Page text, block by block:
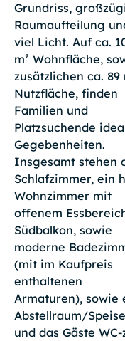
Grundriss,
Raumaufteilung
viel Licht. Auf ca.
m² Wohnfläche,
zusätzlichen ca. 89
Nutzfläche, finden
Familien und
Platzsuchende
Gegebenheiten.
Insgesamt stehen
Schlafzimmer, ein
Wohnzimmer mit
offenem
Südbalkon, sowie
moderne
(mit im Kaufpreis
enthaltenen
Armaturen), sowie
Abstellraum/
und das Gäste